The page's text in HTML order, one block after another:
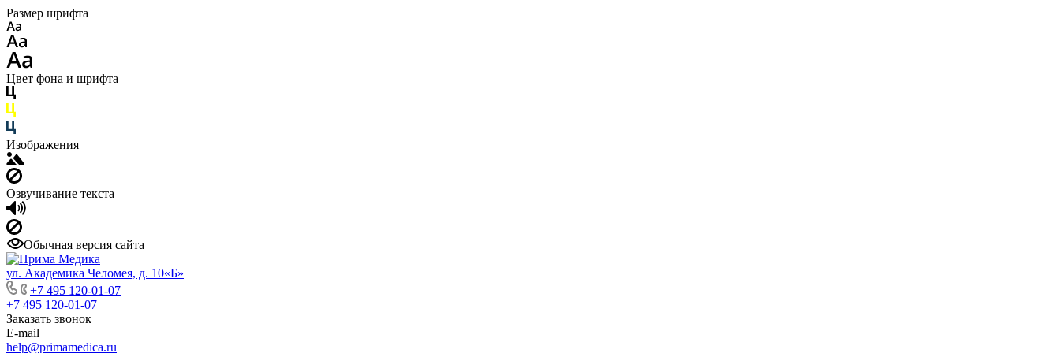
Размер шрифта
Цвет фона и шрифта
Изображения
Озвучивание текста
Обычная версия сайта
ул. Академика Челомея, д. 10«Б»
+7 495 120-01-07
+7 495 120-01-07
Заказать звонок
E-mail
help@primamedica.ru